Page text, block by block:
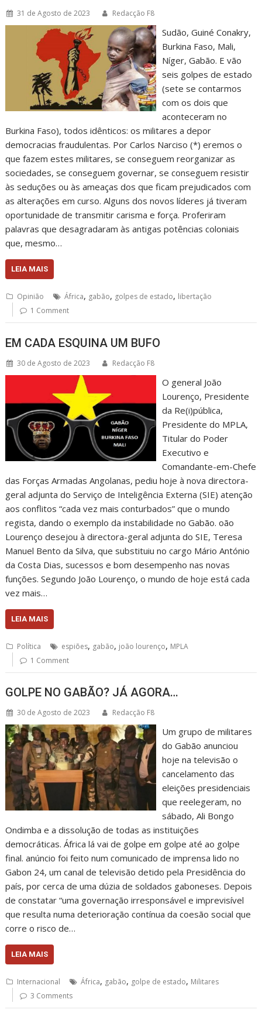
31 de Agosto de 2023 Redacção F8
Sudão, Guiné Conakry,
Burkina Faso, Mali,
Níger, Gabão. E vão
seis golpes de estado
(sete se contarmos
com os dois que
aconteceram no
Burkina Faso), todos idênticos: os militares a depor
democracias fraudulentas. Por Carlos Narciso (*) eremos o
que fazem estes militares, se conseguem reorganizar as
sociedades, se conseguem governar, se conseguem resistir
às seduções ou às ameaças dos que ficam prejudicados com
as alterações em curso. Alguns dos novos líderes já tiveram
oportunidade de transmitir carisma e força. Proferiram
palavras que desagradaram às antigas potências coloniais
que, mesmo…
LEIA MAIS
Opinião África, gabão, golpes de estado, libertação
1 Comment
EM CADA ESQUINA UM BUFO
30 de Agosto de 2023 Redacção F8
O general João
Lourenço, Presidente
da Re(i)pública,
Presidente do MPLA,
Titular do Poder
Executivo e
Comandante-em-Chefe
das Forças Armadas Angolanas, pediu hoje à nova directora-
geral adjunta do Serviço de Inteligência Externa (SIE) atenção
aos conflitos “cada vez mais conturbados” que o mundo
regista, dando o exemplo da instabilidade no Gabão. oão
Lourenço desejou à directora-geral adjunta do SIE, Teresa
Manuel Bento da Silva, que substituiu no cargo Mário António
da Costa Dias, sucessos e bom desempenho nas novas
funções. Segundo João Lourenço, o mundo de hoje está cada
vez mais…
LEIA MAIS
Política espiões, gabão, joão lourenço, MPLA
1 Comment
GOLPE NO GABÃO? JÁ AGORA…
30 de Agosto de 2023 Redacção F8
Um grupo de militares
do Gabão anunciou
hoje na televisão o
cancelamento das
eleições presidenciais
que reelegeram, no
sábado, Ali Bongo
Ondimba e a dissolução de todas as instituições
democráticas. África lá vai de golpe em golpe até ao golpe
final. anúncio foi feito num comunicado de imprensa lido no
Gabon 24, um canal de televisão detido pela Presidência do
país, por cerca de uma dúzia de soldados gaboneses. Depois
de constatar “uma governação irresponsável e imprevisível
que resulta numa deterioração contínua da coesão social que
corre o risco de…
LEIA MAIS
Internacional África, gabão, golpe de estado, Militares
3 Comments